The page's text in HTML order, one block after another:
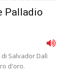
Palladio
Salvador Dalì
d'oro.